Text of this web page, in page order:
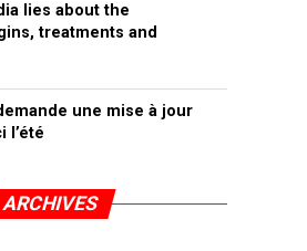
lies about the
treatments and
une mise à jour
l’été
ARCHIVES